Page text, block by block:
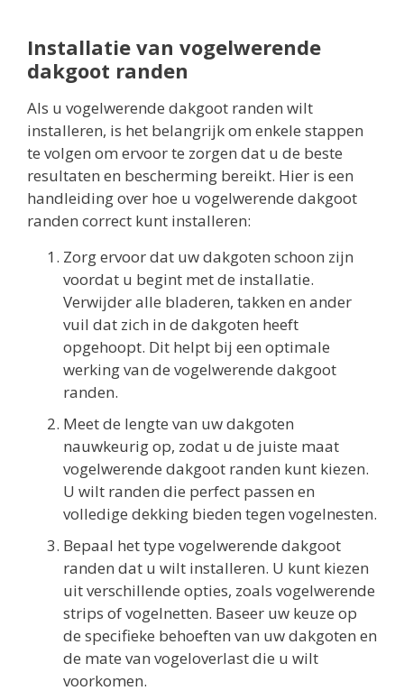
Installatie van vogelwerende
dakgoot randen
Als u vogelwerende dakgoot randen wilt
installeren, is het belangrijk om enkele stappen
te volgen om ervoor te zorgen dat u de beste
resultaten en bescherming bereikt. Hier is een
handleiding over hoe u vogelwerende dakgoot
randen correct kunt installeren:
Zorg ervoor dat uw dakgoten schoon zijn
voordat u begint met de installatie.
Verwijder alle bladeren, takken en ander
vuil dat zich in de dakgoten heeft
opgehoopt. Dit helpt bij een optimale
werking van de vogelwerende dakgoot
randen.
Meet de lengte van uw dakgoten
nauwkeurig op, zodat u de juiste maat
vogelwerende dakgoot randen kunt kiezen.
U wilt randen die perfect passen en
volledige dekking bieden tegen vogelnesten.
Bepaal het type vogelwerende dakgoot
randen dat u wilt installeren. U kunt kiezen
uit verschillende opties, zoals vogelwerende
strips of vogelnetten. Baseer uw keuze op
de specifieke behoeften van uw dakgoten en
de mate van vogeloverlast die u wilt
voorkomen.